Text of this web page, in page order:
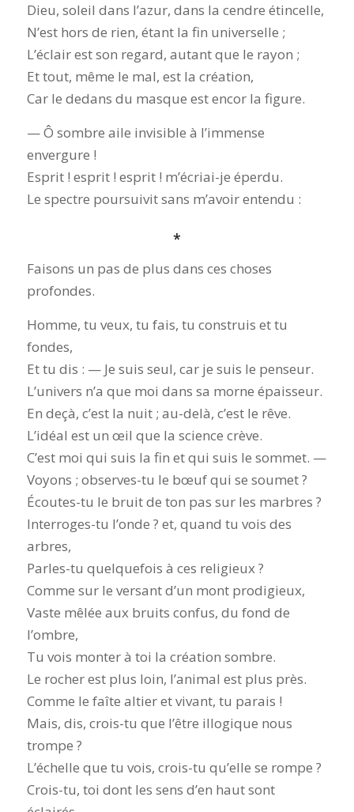
Dieu, soleil dans l’azur, dans la cendre étincelle,
N’est hors de rien, étant la fin universelle ;
L’éclair est son regard, autant que le rayon ;
Et tout, même le mal, est la création,
Car le dedans du masque est encor la figure.
— Ô sombre aile invisible à l’immense
envergure !
Esprit ! esprit ! esprit ! m’écriai-je éperdu.
Le spectre poursuivit sans m’avoir entendu :
*
Faisons un pas de plus dans ces choses
profondes.
Homme, tu veux, tu fais, tu construis et tu
fondes,
Et tu dis : — Je suis seul, car je suis le penseur.
L’univers n’a que moi dans sa morne épaisseur.
En deçà, c’est la nuit ; au-delà, c’est le rêve.
L’idéal est un œil que la science crève.
C’est moi qui suis la fin et qui suis le sommet. —
Voyons ; observes-tu le bœuf qui se soumet ?
Écoutes-tu le bruit de ton pas sur les marbres ?
Interroges-tu l’onde ? et, quand tu vois des
arbres,
Parles-tu quelquefois à ces religieux ?
Comme sur le versant d’un mont prodigieux,
Vaste mêlée aux bruits confus, du fond de
l’ombre,
Tu vois monter à toi la création sombre.
Le rocher est plus loin, l’animal est plus près.
Comme le faîte altier et vivant, tu parais !
Mais, dis, crois-tu que l’être illogique nous
trompe ?
L’échelle que tu vois, crois-tu qu’elle se rompe ?
Crois-tu, toi dont les sens d’en haut sont